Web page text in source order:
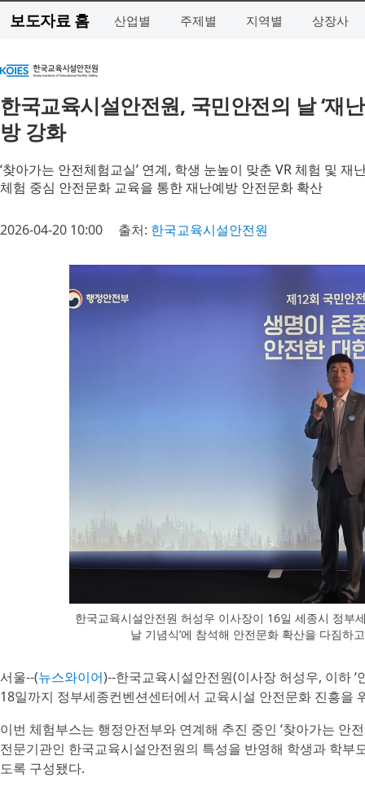
보도자료 홈 산업별 주제별 지역별 상장사
한국교육시설안전원, 국민안전의 날 ‘재
방 강화
‘찾아가는 안전체험교실’ 연계, 학생 눈높이 맞춘 VR 체험 및 재
체험 중심 안전문화 교육을 통한 재난예방 안전문화 확산
2026-04-20 10:00 출처: 한국교육시설안전원
한국교육시설안전원 허성우 이사장이 16일 세종시 정부
날 기념식’에 참석해 안전문화 확산을 다짐하
서울--(뉴스와이어)--한국교육시설안전원(이사장 허성우, 이하 ‘
18일까지 정부세종컨벤션센터에서 교육시설 안전문화 진흥을
이번 체험부스는 행정안전부와 연계해 추진 중인 ‘찾아가는 안
전문기관인 한국교육시설안전원의 특성을 반영해 학생과 학
도록 구성됐다.